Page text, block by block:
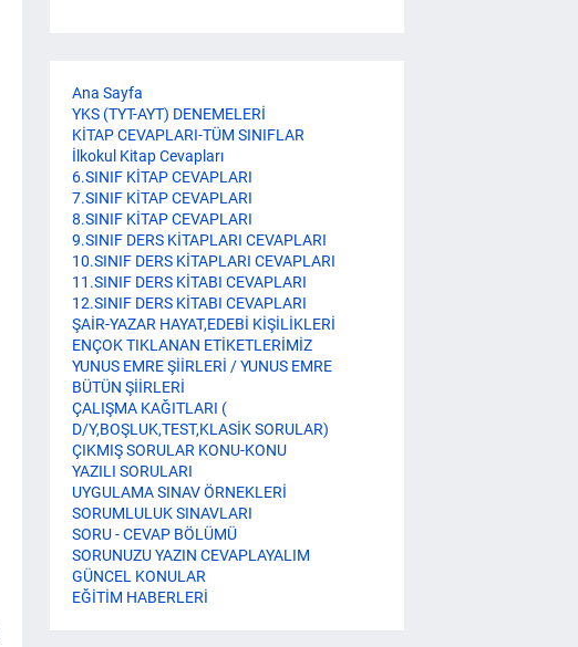
Ana Sayfa
YKS (TYT-AYT) DENEMELERİ
KİTAP CEVAPLARI-TÜM SINIFLAR
İlkokul Kitap Cevapları
6.SINIF KİTAP CEVAPLARI
7.SINIF KİTAP CEVAPLARI
8.SINIF KİTAP CEVAPLARI
9.SINIF DERS KİTAPLARI CEVAPLARI
10.SINIF DERS KİTAPLARI CEVAPLARI
11.SINIF DERS KİTABI CEVAPLARI
12.SINIF DERS KİTABI CEVAPLARI
ŞAİR-YAZAR HAYAT,EDEBİ KİŞİLİKLERİ
ENÇOK TIKLANAN ETİKETLERİMİZ
YUNUS EMRE ŞİİRLERİ / YUNUS EMRE
BÜTÜN ŞİİRLERİ
ÇALIŞMA KAĞITLARI (
D/Y,BOŞLUK,TEST,KLASİK SORULAR)
ÇIKMIŞ SORULAR KONU-KONU
YAZILI SORULARI
UYGULAMA SINAV ÖRNEKLERİ
SORUMLULUK SINAVLARI
SORU - CEVAP BÖLÜMÜ
SORUNUZU YAZIN CEVAPLAYALIM
GÜNCEL KONULAR
EĞİTİM HABERLERİ